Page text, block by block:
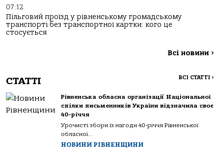
07:12
Пільговий проїзд у рівненському громадському
транспорті без транспортної картки: кого це
стосується
Всі новини >
СТАТТІ ВСІ СТАТТІ >
Рівненська обласна організації Національної
спілки письменників України відзначила своє
40-річчя
Урочисті збори із нагоди 40-річчя Рівненської
обласної...
НОВИНИ РІВНЕНЩИНИ